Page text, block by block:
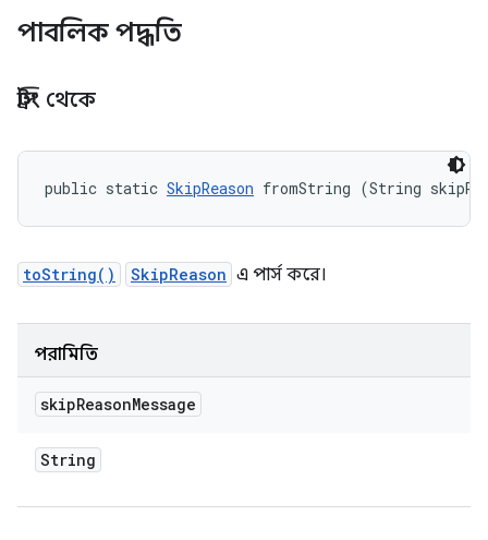
পাবলিক পদ্ধতি
স্ট্রিং থেকে
public static SkipReason fromString (String
toString() SkipReason এ পার্স করে।
পরামিতি
skipReasonMessage
String